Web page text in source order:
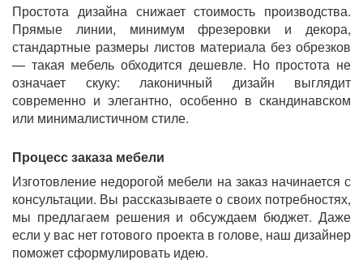
Простота дизайна снижает стоимость производства.
Прямые линии, минимум фрезеровки и декора,
стандартные размеры листов материала без обрезков
— такая мебель обходится дешевле. Но простота не
означает скуку: лаконичный дизайн выглядит
современно и элегантно, особенно в скандинавском
или минималистичном стиле.
Процесс заказа мебели
Изготовление недорогой мебели на заказ начинается с
консультации. Вы рассказываете о своих потребностях,
мы предлагаем решения и обсуждаем бюджет. Даже
если у вас нет готового проекта в голове, наш дизайнер
поможет сформулировать идею.